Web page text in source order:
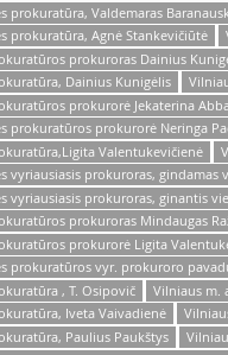
prokuratūra, Valdemaras
prokuratūra, Agnė Stankevičiūtė
prokuroras Dainius
Dainius Kunigėlis
prokurorė Jekaterina
prokuratūros prokurorė Neringa
Valentukevičienė
vyriausiasis prokuroras, gindamas
vyriausiasis prokuroras, ginantis
prokuroras Mindaugas
prokurorė Ligita
prokuratūros vyr. prokuroro
, T. Osipovič
Vilniaus m.
Iveta Vaivadienė
Paulius Paukštys